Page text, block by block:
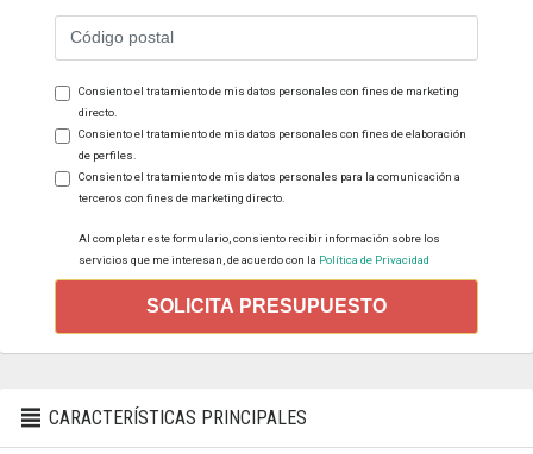
Consiento el tratamiento de mis datos personales con fines de marketing
directo.
Consiento el tratamiento de mis datos personales con fines de elaboración
de perfiles.
Consiento el tratamiento de mis datos personales para la comunicación a
terceros con fines de marketing directo.
Al completar este formulario, consiento recibir información sobre los
servicios que me interesan, de acuerdo con la Política de Privacidad
SOLICITA PRESUPUESTO
CARACTERÍSTICAS PRINCIPALES